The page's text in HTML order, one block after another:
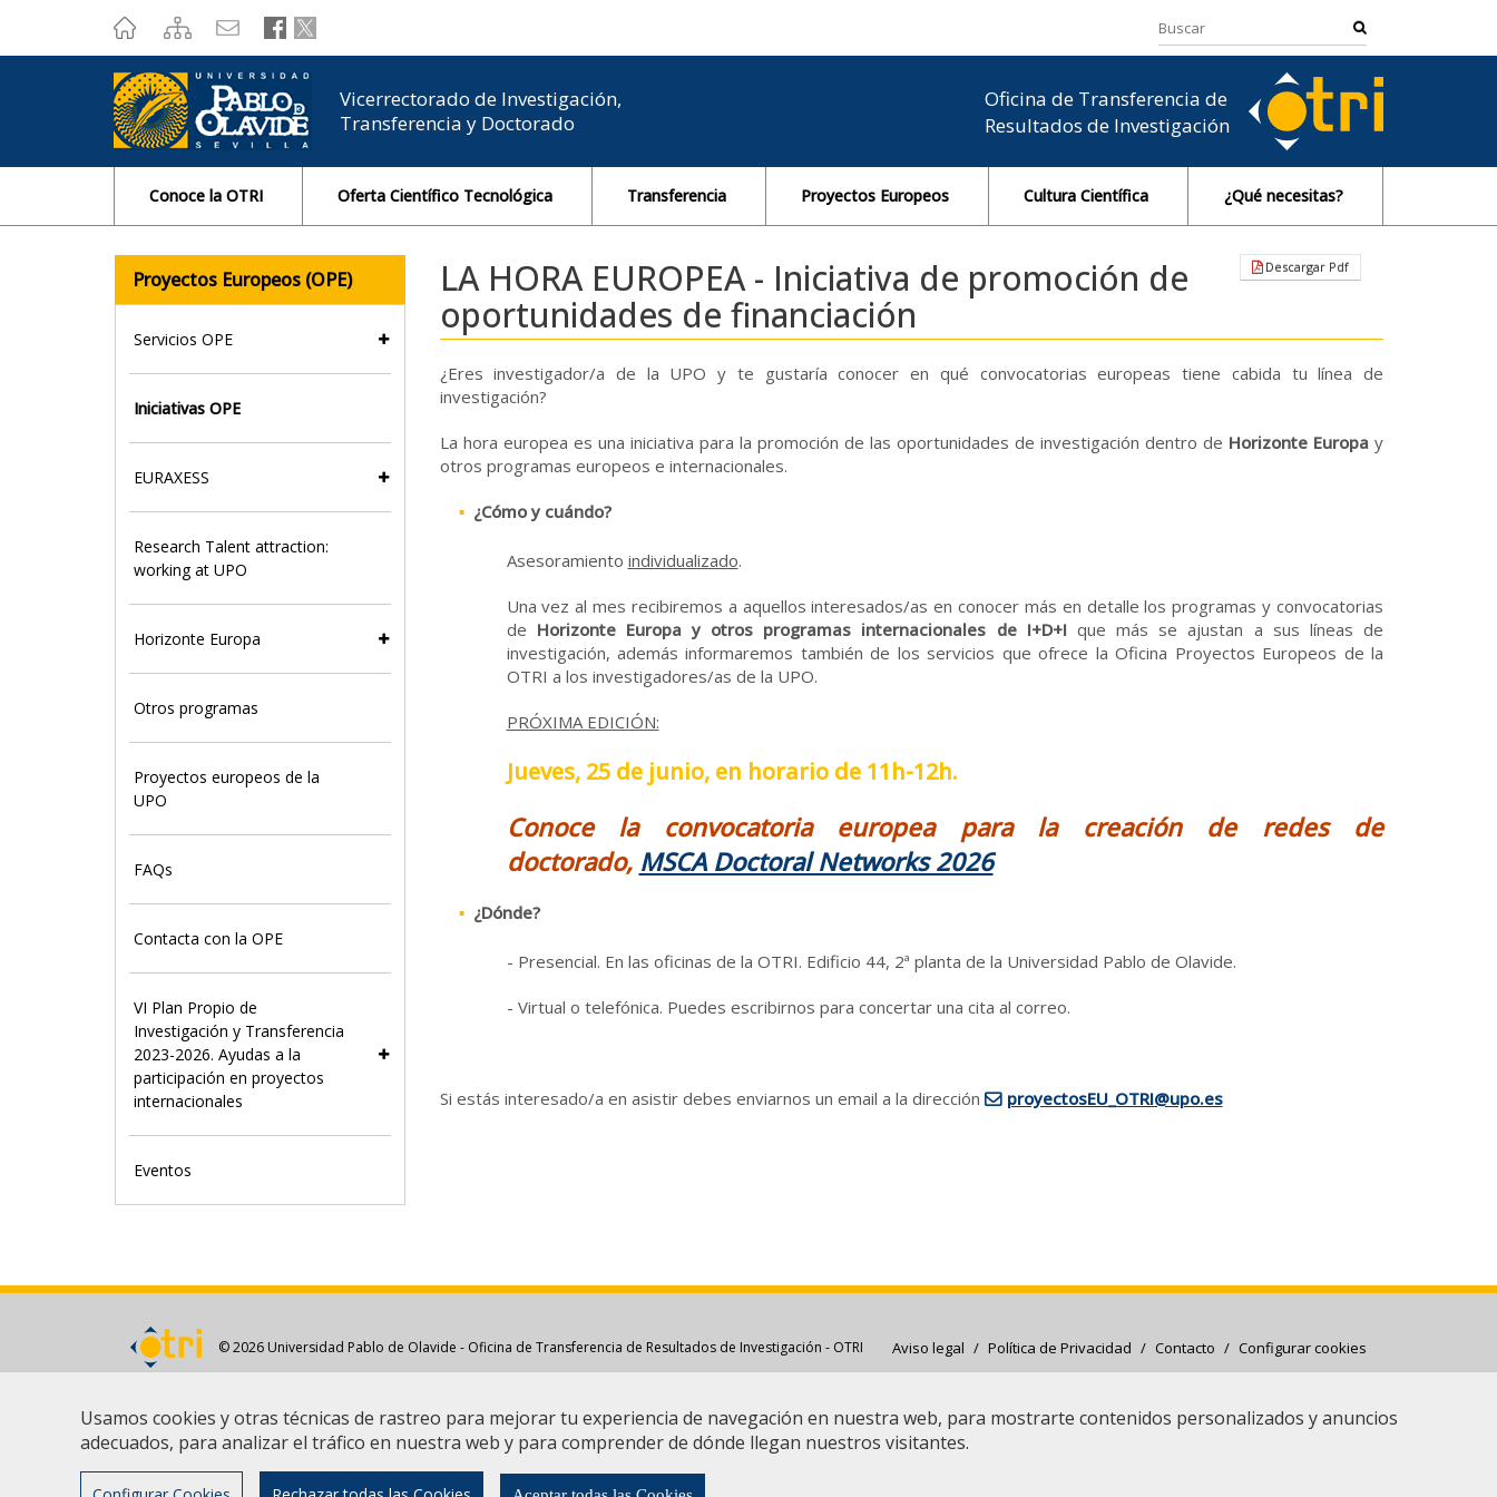
Usamos cookies y otras técnicas de rastreo para mejorar tu experiencia de navegación en nuestra web, para mostrarte contenidos personalizados y anuncios
adecuados, para analizar el tráfico en nuestra web y para comprender de dónde llegan nuestros visitantes.
label.access.jump.content???
label.access.jump.footer???
label.access.jump.menu???
Vicerrectorado de Investigación,
Transferencia y Doctorado
Oficina de Transferencia de
Resultados de Investigación
Conoce la OTRI Oferta Científico Tecnológica Transferencia Proyectos Europeos Cultura Científica ¿Qué necesitas?
Proyectos Europeos (OPE)
Servicios OPE
Iniciativas OPE
EURAXESS
Research Talent attraction:
working at UPO
Horizonte Europa
Otros programas
Proyectos europeos de la
UPO
FAQs
Contacta con la OPE
VI Plan Propio de
Investigación y Transferencia
2023-2026. Ayudas a la
participación en proyectos
internacionales
Eventos
Descargar Pdf
LA HORA EUROPEA - Iniciativa de promoción de
oportunidades de financiación
¿Eres investigador/a de la UPO y te gustaría conocer en qué convocatorias europeas tiene cabida tu línea de
investigación?
La hora europea es una iniciativa para la promoción de las oportunidades de investigación dentro de Horizonte Europay
otros programas europeos e internacionales.
¿Cómo y cuándo?
Asesoramiento individualizado.
Una vez al mes recibiremos a aquellos interesados/as en conocer más en detalle los programas y convocatorias
de Horizonte Europa y otros programas internacionales de I+D+Ique más se ajustan a sus líneas de
investigación, además informaremos también de los servicios que ofrece la Oficina Proyectos Europeos de la
OTRI a los investigadores/as de la UPO.
PRÓXIMA EDICIÓN:
Jueves, 25 de junio, en horario de 11h-12h.
Conoce la convocatoria europea para la creación de redes de
doctorado, MSCA Doctoral Networks 2026
¿Dónde?
- Presencial. En las oficinas de la OTRI. Edificio 44, 2ª planta de la Universidad Pablo de Olavide.
- Virtual o telefónica. Puedes escribirnos para concertar una cita al correo.
Si estás interesado/a en asistir debes enviarnos un email a la dirección proyectosEU_OTRI@upo.es
© 2026 Universidad Pablo de Olavide - Oficina de Transferencia de Resultados de Investigación - OTRI Aviso legal / Política de Privacidad / Contacto / Configurar cookies
Financia Fondo Europeo de Desarrollo Regional (FEDER) y la Junta de Andalucía